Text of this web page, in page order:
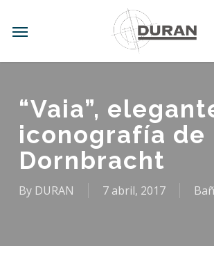
main
Menu
“Vaia”,
iconografía de
Dornbracht
By DURAN 7 abril, 2017